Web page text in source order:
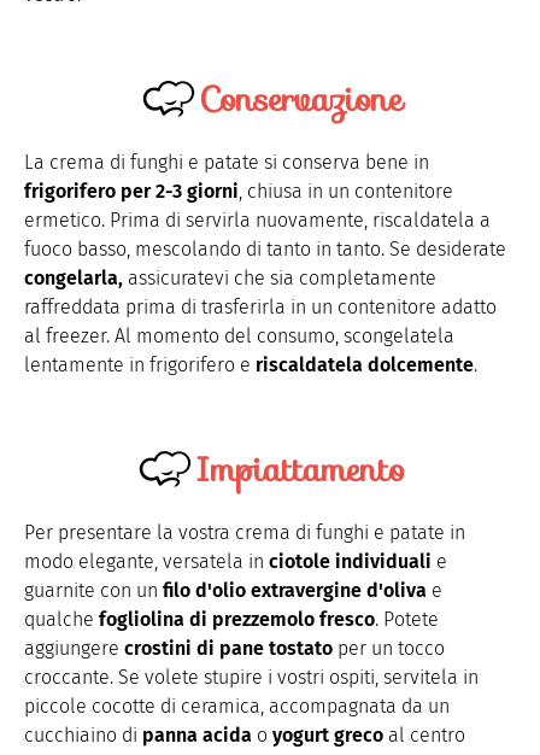
Conservazione
La crema di funghi e patate si conserva bene in
frigorifero per 2-3 giorni, chiusa in un contenitore
ermetico. Prima di servirla nuovamente, riscaldatela a
fuoco basso, mescolando di tanto in tanto. Se desiderate
congelarla, assicuratevi che sia completamente
raffreddata prima di trasferirla in un contenitore adatto
al freezer. Al momento del consumo, scongelatela
lentamente in frigorifero e riscaldatela dolcemente.
Impiattamento
Per presentare la vostra crema di funghi e patate in
modo elegante, versatela in ciotole individuali e
guarnite con un filo d'olio extravergine d'oliva e
qualche fogliolina di prezzemolo fresco. Potete
aggiungere crostini di pane tostato per un tocco
croccante. Se volete stupire i vostri ospiti, servitela in
piccole cocotte di ceramica, accompagnata da un
cucchiaino di panna acida o yogurt greco al centro